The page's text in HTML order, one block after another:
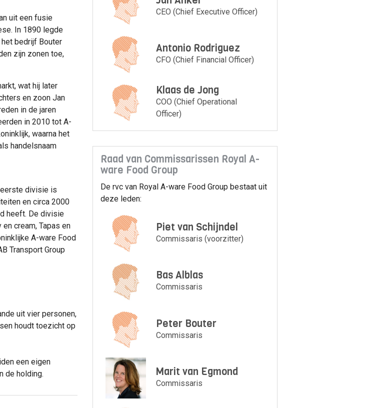
uit een fusie
In 1890 legde
bedrijf Bouter
zijn zonen toe,
wat hij later
en zoon Jan
in de jaren
in 2010 tot A-
waarna het
handelsnaam
divisie is
en circa 2000
heeft. De divisie
cream, Tapas en
A-ware Food
Transport Group
uit vier personen,
houdt toezicht op
een eigen
de holding.
CEO (Chief Executive Officer)
Antonio Rodriguez
CFO (Chief Financial Officer)
Klaas de Jong
COO (Chief Operational
Officer)
Raad van Commissarissen Royal A-
ware Food Group
De rvc van Royal A-ware Food Group bestaat uit
deze leden:
Piet van Schijndel
Commissaris (voorzitter)
Bas Alblas
Commissaris
Peter Bouter
Commissaris
Marit van Egmond
Commissaris